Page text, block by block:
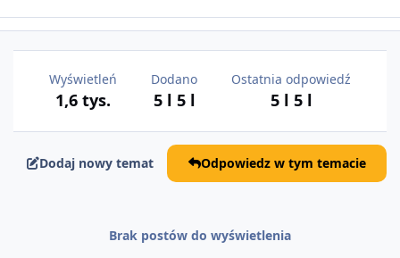
Wyświetleń
1,6 tys.
Dodano
5 l 5 l
Ostatnia odpowiedź
5 l 5 l
Dodaj nowy temat Odpowiedz w tym temacie
Brak postów do wyświetlenia